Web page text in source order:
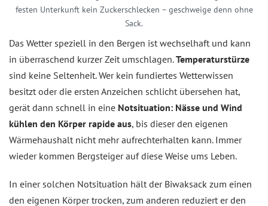
festen Unterkunft kein Zuckerschlecken – geschweige denn ohne
Sack.
Das Wetter speziell in den Bergen ist wechselhaft und kann
in überraschend kurzer Zeit umschlagen.Temperaturstürze
sind keine Seltenheit. Wer kein fundiertes Wetterwissen
besitzt oder die ersten Anzeichen schlicht übersehen hat,
gerät dann schnell in eine Notsituation: Nässe und Wind
kühlen den Körper rapide aus, bis dieser den eigenen
Wärmehaushalt nicht mehr aufrechterhalten kann. Immer
wieder kommen Bergsteiger auf diese Weise ums Leben.
In einer solchen Notsituation hält der Biwaksack zum einen
den eigenen Körper trocken, zum anderen reduziert er den